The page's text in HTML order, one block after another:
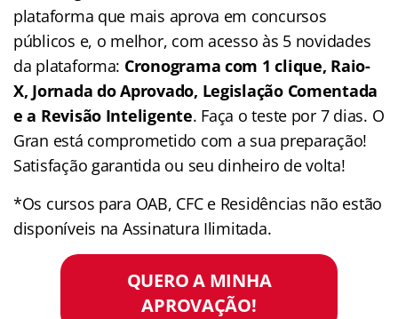
plataforma que mais aprova em concursos
públicos e, o melhor, com acesso às 5 novidades
da plataforma: Cronograma com 1 clique, Raio-
X, Jornada do Aprovado, Legislação Comentada
e a Revisão Inteligente. Faça o teste por 7 dias. O
Gran está comprometido com a sua preparação!
Satisfação garantida ou seu dinheiro de volta!
*Os cursos para OAB, CFC e Residências não estão
disponíveis na Assinatura Ilimitada.
QUERO A MINHA
APROVAÇÃO!